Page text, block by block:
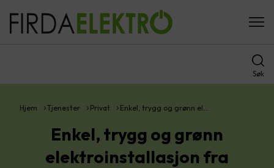
Søk
Hjem Tjenester Privat Enkel, trygg og grønn el…
Enkel, trygg og grønn
elektroinstallasjon fra